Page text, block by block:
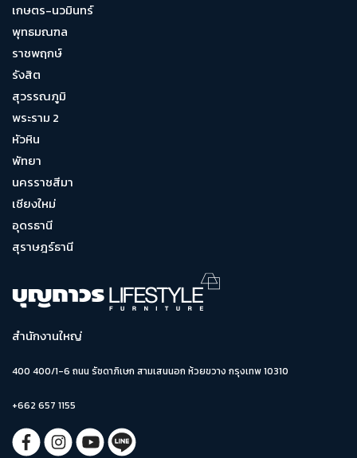
เกษตร-นวมินทร์
พุทธมณฑล
ราชพฤกษ์
รังสิต
สุวรรณภูมิ
พระราม 2
หัวหิน
พัทยา
นครราชสีมา
เชียงใหม่
อุดรธานี
สุราษฎร์ธานี
สำนักงานใหญ่
400 400/1-6 ถนน รัชดาภิเษก สามเสนนอก ห้วยขวาง กรุงเทพ 10310
+662 657 1155